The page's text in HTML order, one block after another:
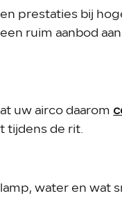
prestaties bij
ruim aanbod
uw airco daarom
tijdens de rit.
water en wat